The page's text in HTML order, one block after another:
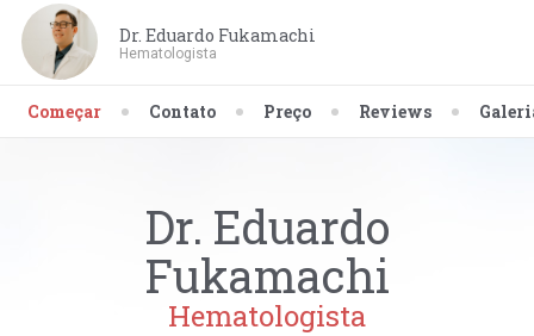
Dr. Eduardo Fukamachi
Hematologista
Começar Contato Preço Reviews
Dr. Eduardo
Fukamachi
Hematologista